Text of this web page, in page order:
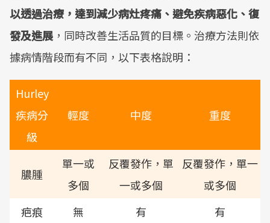
以透過治療，達到減少病灶疼痛、避免疾病惡化、復
發及進展 ，同時改善生活品質的目標。治療方法則依
據病情階段而有不同，以下表格說明：
Hurley
疾病分
級
輕度 中度 重度
膿腫
單一或
多個
反覆發作，單
一或多個
反覆發作，單一
或多個
疤痕
無 有 有